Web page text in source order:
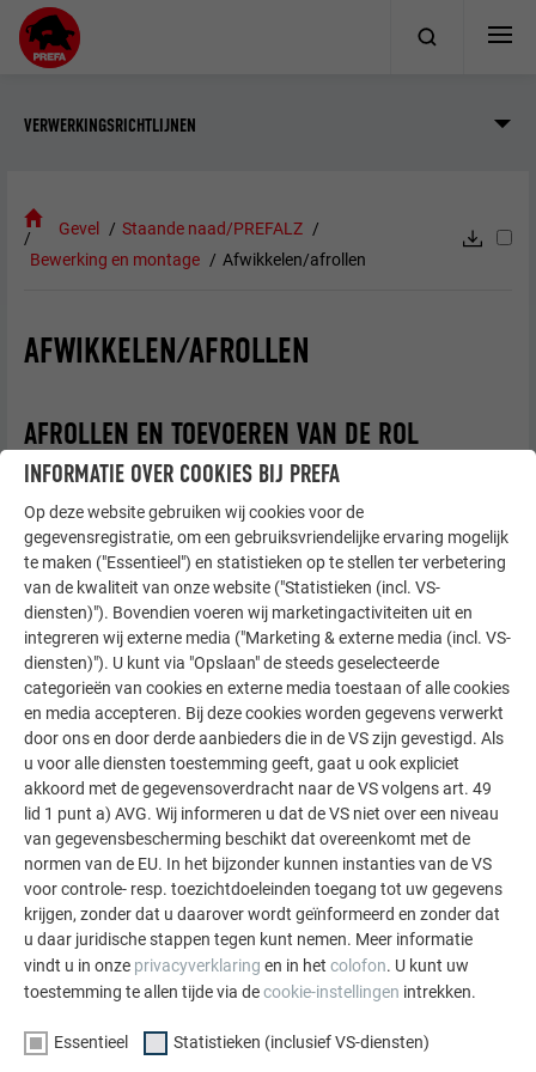
VERWERKINGSRICHTLIJNEN
Gevel
Staande naad/PREFALZ
Bewerking en montage
Afwikkelen/afrollen
AFWIKKELEN/AFROLLEN
AFROLLEN EN TOEVOEREN VAN DE ROL
afgerold.
Daarbij moeten de volgende punten in acht worden genomen:
Rolmaat en -gewicht moeten zijn afgestemd op de
gebruikte afwikkelinstallatie of afhaspel.
Rollen met een gewicht van meer dan 70 kg mogen
alleen met geschikte afwikkelinstallaties of afhaspels
worden verwerkt.
Er moet een voldoende afstand tussen
afwikkelaar/afhaspel en de profileringsmachine
worden aangehouden om een veilige
materiaalgeleiding te waarborgen.
Het afwikkelen gebeurt verdekt, d. h. de binnenkant
van de rol wordt na het profileren de zichtzijde.
TERUG VOLGENDE
INFORMATIE OVER COOKIES BIJ PREFA
Op deze website gebruiken wij cookies voor de
gegevensregistratie, om een gebruiksvriendelijke ervaring mogelijk
te maken ("Essentieel") en statistieken op te stellen ter verbetering
van de kwaliteit van onze website ("Statistieken (incl. VS-
diensten)"). Bovendien voeren wij marketingactiviteiten uit en
integreren wij externe media ("Marketing & externe media (incl. VS-
diensten)"). U kunt via "Opslaan" de steeds geselecteerde
categorieën van cookies en externe media toestaan of alle cookies
en media accepteren. Bij deze cookies worden gegevens verwerkt
door ons en door derde aanbieders die in de VS zijn gevestigd. Als
u voor alle diensten toestemming geeft, gaat u ook expliciet
akkoord met de gegevensoverdracht naar de VS volgens art. 49
lid 1 punt a) AVG. Wij informeren u dat de VS niet over een niveau
van gegevensbescherming beschikt dat overeenkomt met de
normen van de EU. In het bijzonder kunnen instanties van de VS
voor controle- resp. toezichtdoeleinden toegang tot uw gegevens
krijgen, zonder dat u daarover wordt geïnformeerd en zonder dat
u daar juridische stappen tegen kunt nemen. Meer informatie
vindt u in onze privacyverklaring en in het colofon. U kunt uw
toestemming te allen tijde via decookie-instellingen intrekken.
Essentieel Statistieken (inclusief VS-diensten)